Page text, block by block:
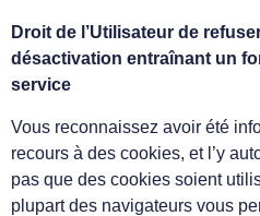
Droit de l’Utilisateur de
désactivation entraînant un
service
Vous reconnaissez avoir été
recours à des cookies, et l’y
pas que des cookies soient
plupart des navigateurs vous